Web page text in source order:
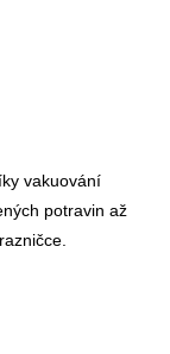
vakuování
potravin až